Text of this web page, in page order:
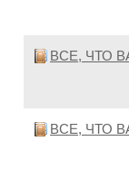
ВСЕ, ЧТО
ВСЕ, ЧТО